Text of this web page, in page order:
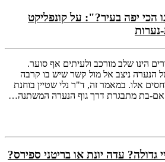
הכי יפה בעיר?": על קונפליקט
נערות
הינו שלב מורכב ולעיתים אף סוער.
הנערה ניצב אל מול קשר שיש בו קרבה
אלו. במאמר זה, ד"ר נלי שטיין בוחנת
אם-בת מתבגרת דרך גוף הנערה המשתנה…
עדה יונת או בריטני ספירס?